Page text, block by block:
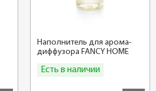
Наполнитель для арома-
диффузора FANCY HOME
Есть в наличии